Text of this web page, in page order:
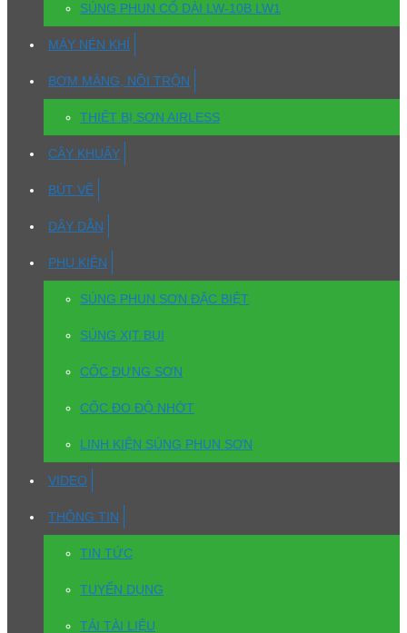
SÚNG PHUN CỔ DÀI LW-10B LW1
MÁY NÉN KHÍ
BƠM MÀNG, NỒI TRỘN
THIẾT BỊ SƠN AIRLESS
CÂY KHUẤY
BÚT VẼ
DÂY DẪN
PHỤ KIỆN
SÚNG PHUN SƠN ĐẶC BIỆT
SÚNG XỊT BỤI
CỐC ĐỰNG SƠN
CỐC ĐO ĐỘ NHỚT
LINH KIỆN SÚNG PHUN SƠN
VIDEO
THÔNG TIN
TIN TỨC
TUYỂN DỤNG
TẢI TÀI LIỆU